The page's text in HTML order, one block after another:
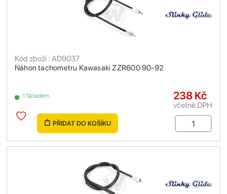
Náhon tachometru Kawasaki ZZR600 90-92
Kód zboží : AD9037
1 Skladem 238 Kč
včetně DPH
PŘIDAT DO KOŠÍKU